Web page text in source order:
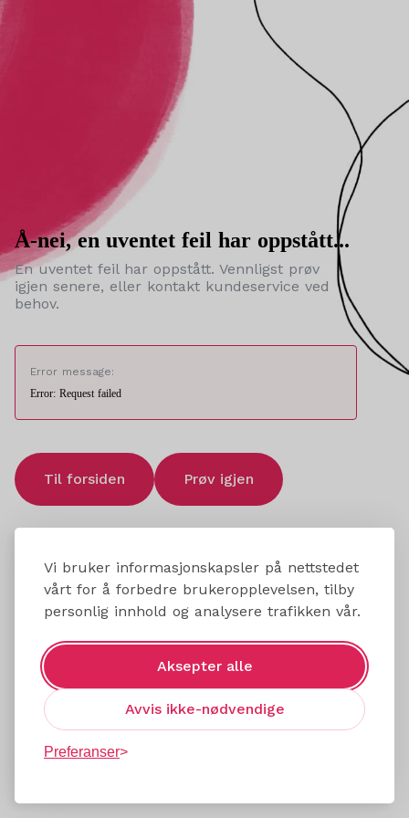
Vi bruker informasjonskapsler på nettstedet
vårt for å forbedre brukeropplevelsen, tilby
personlig innhold og analysere trafikken vår.
Aksepter alle
Avvis ikke-nødvendige
Preferanser
Å-nei, en uventet feil har oppstått...
En uventet feil har oppstått. Vennligst prøv
igjen senere, eller kontakt kundeservice ved
behov.
Error message:
Error: Request failed
Til forsiden Prøv igjen